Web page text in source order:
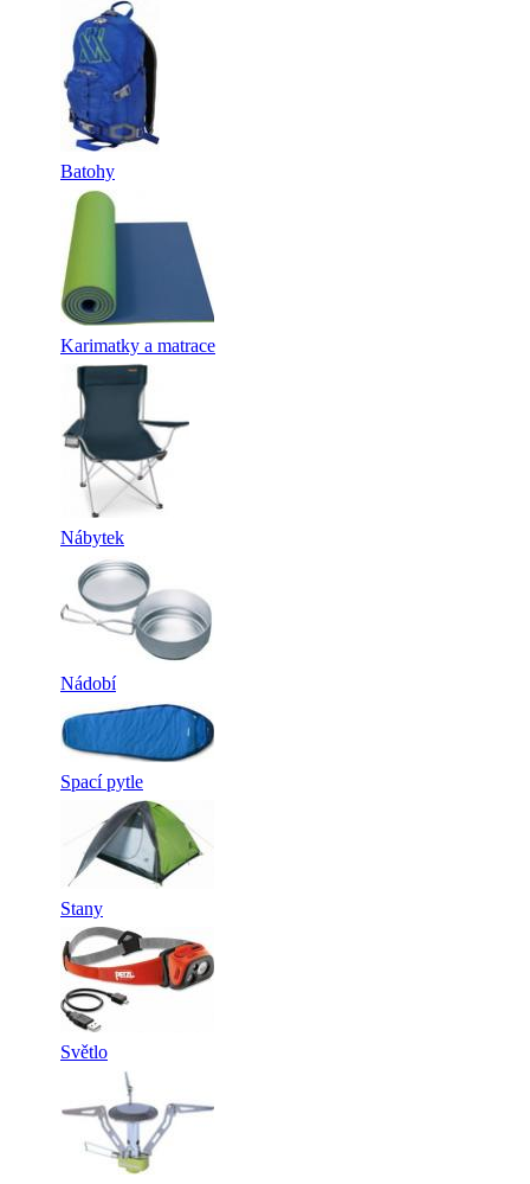
Batohy
Karimatky a matrace
Nábytek
Nádobí
Spací pytle
Stany
Světlo